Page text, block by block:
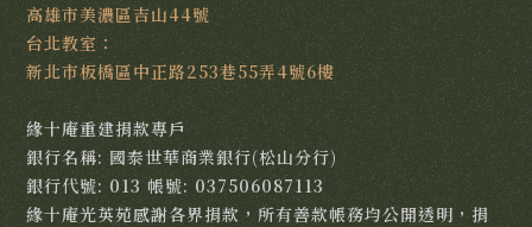
新北市板橋區中正路253巷55弄4號6樓
高雄市美濃區吉山44號
緣十庵重建捐款專戶
銀行名稱: 國泰世華商業銀行(松山分行)
銀行代號: 013 帳號: 037506087113
緣十庵光英苑感謝各界捐款，所有善款帳務均公開透明，捐